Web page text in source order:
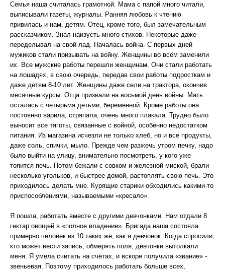
Семья наша считалась грамотной. Мама с папой много читали,
выписывали газеты, журналы. Ранняя любовь к чтению
привилась и нам, детям. Отец, кроме того, был замечательным
рассказчиком. Знал наизусть много стихов. Некоторые даже
переделывал на свой лад. Началась война. С первых дней
мужиков стали призывать на войну. Женщины во всём заменили
их. Все мужские работы перешли женщинам. Они стали работать
на лошадях, в свою очередь, передав свои работы подросткам и
даже детям 8-10 лет. Женщины даже сели на трактора, окончив
месячные курсы. Отца призвали на восьмой день войны. Мать
осталась с четырьмя детьми, беременной. Кроме работы она
постоянно варила, стряпала, очень много плакала. Трудно было
выносит все тяготы, связанные с войной, особенно недостатком
питания. Из магазина исчезли не только хлеб, но и все продукты,
даже соль, спички, мыло. Прежде чем разжечь утром печку, надо
было выйти на улицу, внимательно посмотреть, у кого уже
топится печь. Потом бежали с совком и железной миской, брали
несколько угольков, и быстрее домой, растоплять свою печь. Это
приходилось делать мне. Курящие старики обходились какими-то
приспособлениями, называемыми «кресало».
Я пошла, работать вместе с другими девчонками. Нам отдали 8
гектар овощей в «полное владение». Бригада наша состояла
примерно человек из 10 таких же, как я девчонок. Когда спросили,
кто может вести запись, обмерять поля, девчонки вытолкали
меня. Я умела считать на счётах, и вскоре получила «звание» -
звеньевая. Поэтому приходилось работать больше всех,